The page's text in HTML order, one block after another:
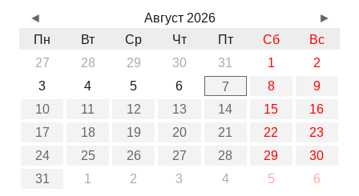
Август 2026
Пн
Вт Ср Чт Пт Сб
Вс
27
28 29 30 31 1
2
3
4 5 6 7 8
9
10
11 12 13 14 15
16
17
18 19 20 21 22
23
24
25 26 27 28 29
30
31
1 2 3 4 5 6
◄ ►